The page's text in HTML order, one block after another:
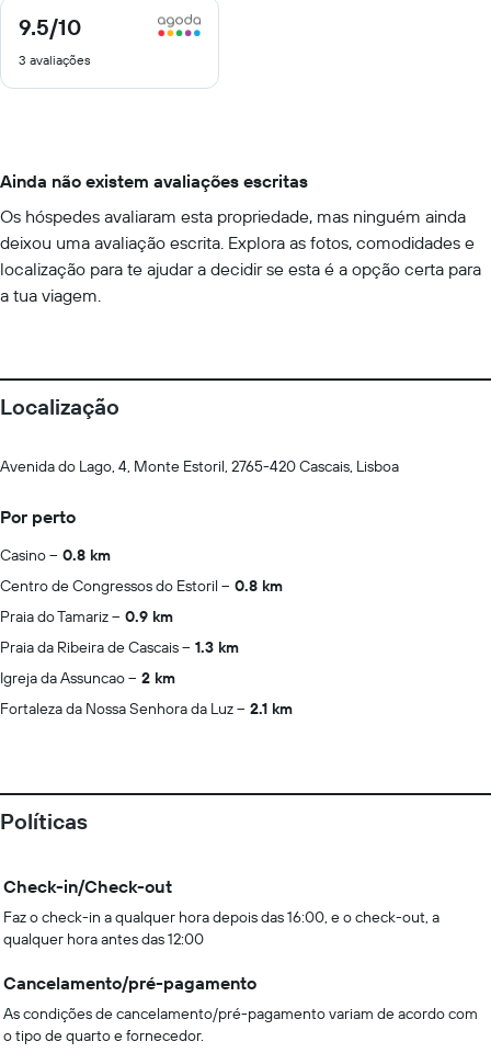
9.5/10
9.5
10
3 avaliações
Ainda não existem avaliações escritas
Os hóspedes avaliaram esta propriedade, mas ninguém ainda
deixou uma avaliação escrita. Explora as fotos, comodidades e
localização para te ajudar a decidir se esta é a opção certa para
a tua viagem.
Localização
Avenida do Lago, 4, Monte Estoril, 2765-420 Cascais, Lisboa
Por perto
Casino
0.8 km
Centro de Congressos do Estoril
0.8 km
Praia do Tamariz
0.9 km
Praia da Ribeira de Cascais
1.3 km
Igreja da Assuncao
2 km
Fortaleza da Nossa Senhora da Luz
2.1 km
Políticas
Check-in/Check-out
Faz o check-in a qualquer hora depois das 16:00, e o check-out, a
qualquer hora antes das 12:00
Cancelamento/pré-pagamento
As condições de cancelamento/pré-pagamento variam de acordo com
o tipo de quarto e fornecedor.